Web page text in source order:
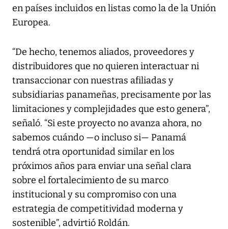
en países incluidos en listas como la de la Unión
Europea.
“De hecho, tenemos aliados, proveedores y
distribuidores que no quieren interactuar ni
transaccionar con nuestras afiliadas y
subsidiarias panameñas, precisamente por las
limitaciones y complejidades que esto genera”,
señaló. “Si este proyecto no avanza ahora, no
sabemos cuándo —o incluso si— Panamá
tendrá otra oportunidad similar en los
próximos años para enviar una señal clara
sobre el fortalecimiento de su marco
institucional y su compromiso con una
estrategia de competitividad moderna y
sostenible”, advirtió Roldán.